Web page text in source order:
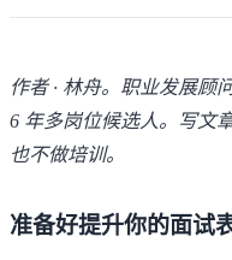
作者 · 林舟。职业发展顾
6 年多岗位候选人。写文
也不做培训。
准备好提升你的面试